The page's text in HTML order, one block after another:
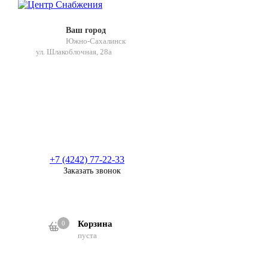
Ваш город
Южно-Сахалинск
ул. Шлакоблочная, 28а
+7 (4242) 77-22-33
Заказать звонок
Корзина
0
пуста
0